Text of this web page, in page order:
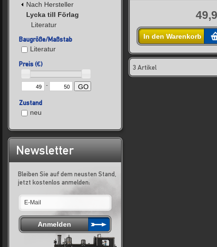
Nach Hersteller
Lycka till Förlag
Literatur
Baugröße/Maßstab
Literatur
Preis (€)
- GO
Zustand
neu
Newsletter
Bleiben Sie auf dem neusten Stand,
jetzt kostenlos anmelden:
In den Warenkorb
3 Artikel